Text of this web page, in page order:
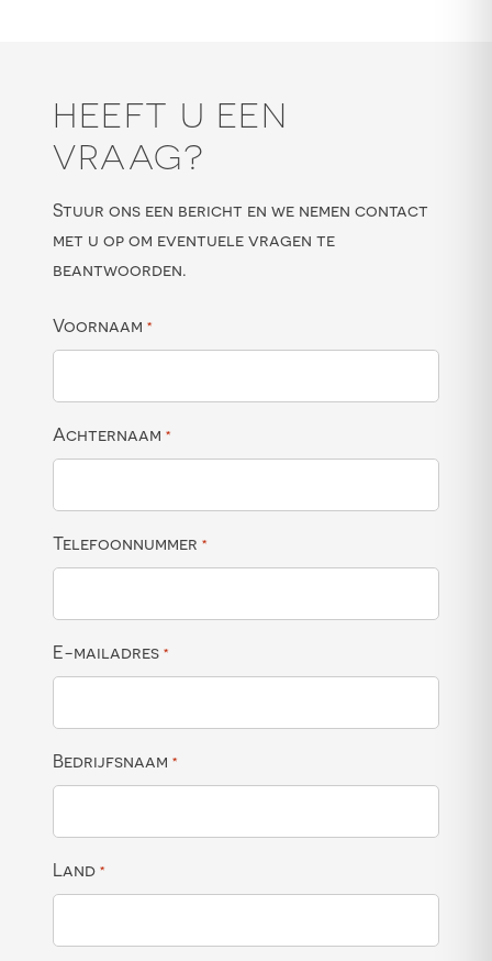
HEEFT U EEN
VRAAG?
Stuur ons een bericht en we nemen contact
met u op om eventuele vragen te
beantwoorden.
Voornaam *
Achternaam *
Telefoonnummer *
E-mailadres *
Bedrijfsnaam *
Land *